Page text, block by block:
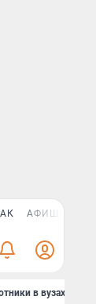
АФИША PLUS
в вузах СПб